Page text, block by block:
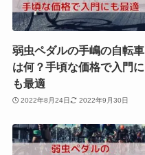
弱虫ペダルの手嶋の自転車
は何？手頃な価格で入門に
も最適
2022年8月24日 2022年9月30日